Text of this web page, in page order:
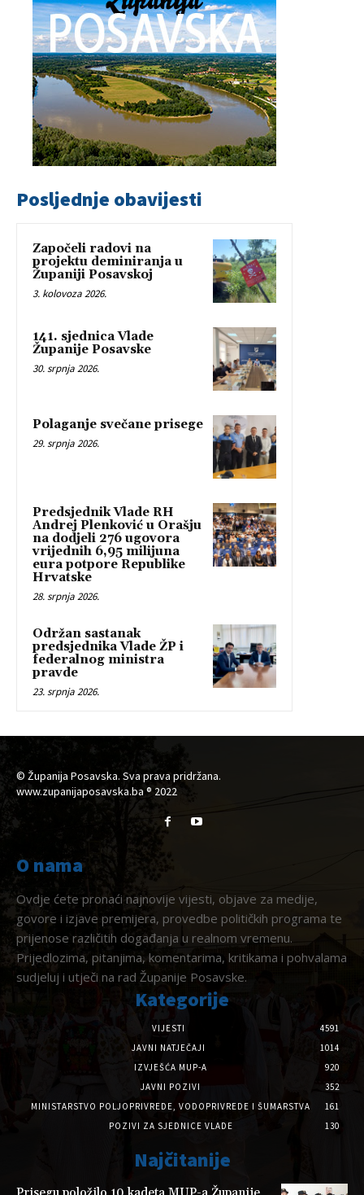
Posljednje obavijesti
Započeli radovi na
projektu deminiranja u
Županiji Posavskoj
3. kolovoza 2026.
141. sjednica Vlade
Županije Posavske
30. srpnja 2026.
Polaganje svečane prisege
29. srpnja 2026.
Predsjednik Vlade RH
Andrej Plenković u Orašju
na dodjeli 276 ugovora
vrijednih 6,95 milijuna
eura potpore Republike
Hrvatske
28. srpnja 2026.
Održan sastanak
predsjednika Vlade ŽP i
federalnog ministra
pravde
23. srpnja 2026.
© Županija Posavska. Sva prava pridržana.
www.zupanijaposavska.ba ® 2022
O nama
Ovdje ćete pronaći najnovije vijesti, objave za medije,
govore i izjave premijera, provedbe političkih programa te
prijenose različitih događanja u realnom vremenu.
Prijedlozima, pitanjima, komentarima, kritikama i pohvalama
sudjeluj i utječi na rad Županije Posavske.
Kategorije
VIJESTI
4591
JAVNI NATJEČAJI
1014
IZVJEŠĆA MUP-A
920
JAVNI POZIVI
352
MINISTARSTVO POLJOPRIVREDE, VODOPRIVREDE I ŠUMARSTVA
161
POZIVI ZA SJEDNICE VLADE
130
Najčitanije